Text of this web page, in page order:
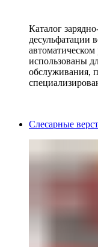
Каталог
десульфатации
использованы
обслуживания,
Слесарные